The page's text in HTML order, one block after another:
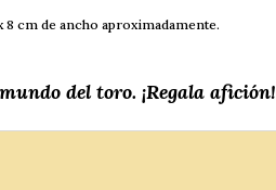
cm de ancho aproximadamente.
del toro. ¡Regala afición!